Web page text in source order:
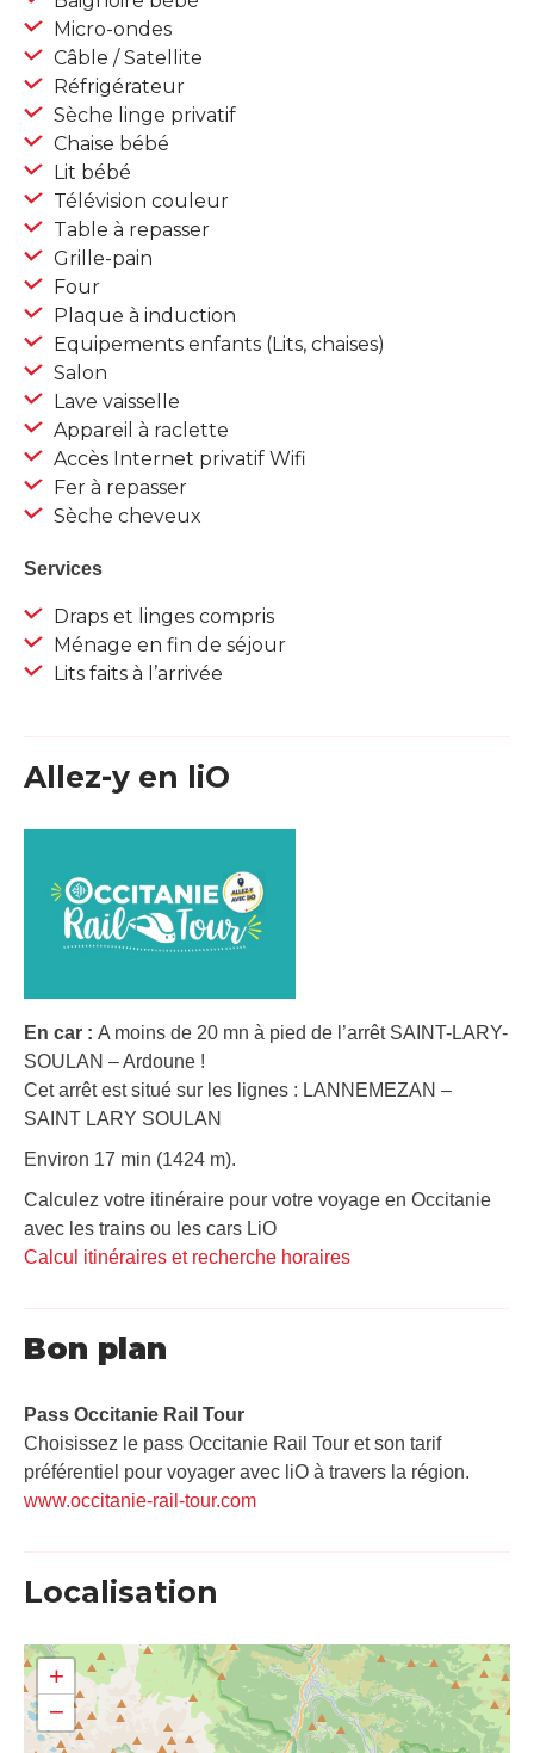
Micro-ondes
Câble / Satellite
Réfrigérateur
Sèche linge privatif
Chaise bébé
Lit bébé
Télévision couleur
Table à repasser
Grille-pain
Four
Plaque à induction
Equipements enfants (Lits, chaises)
Salon
Lave vaisselle
Appareil à raclette
Accès Internet privatif Wifi
Fer à repasser
Sèche cheveux
Services
Draps et linges compris
Ménage en fin de séjour
Lits faits à l’arrivée
Allez-y en liO
En car : A moins de 20 mn à pied de l’arrêt SAINT-LARY-
SOULAN – Ardoune !
Cet arrêt est situé sur les lignes : LANNEMEZAN –
SAINT LARY SOULAN
Environ 17 min (1424 m).
Calculez votre itinéraire pour votre voyage en Occitanie
avec les trains ou les cars LiO
Calcul itinéraires et recherche horaires
Bon plan
Pass Occitanie Rail Tour​
Choisissez le pass Occitanie Rail Tour et son tarif
préférentiel pour voyager avec liO à travers la région.
www.occitanie-rail-tour.com
Localisation
+
−